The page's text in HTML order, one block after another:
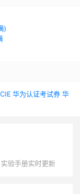
)
华为认证考试券 华
验手册实时更新